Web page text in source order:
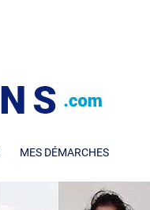
MES DÉMARCHES